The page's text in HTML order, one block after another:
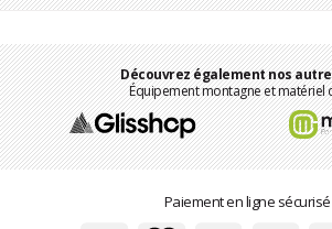
Découvrez également nos
Équipement montagne et matériel
Paiement en ligne sécurisé